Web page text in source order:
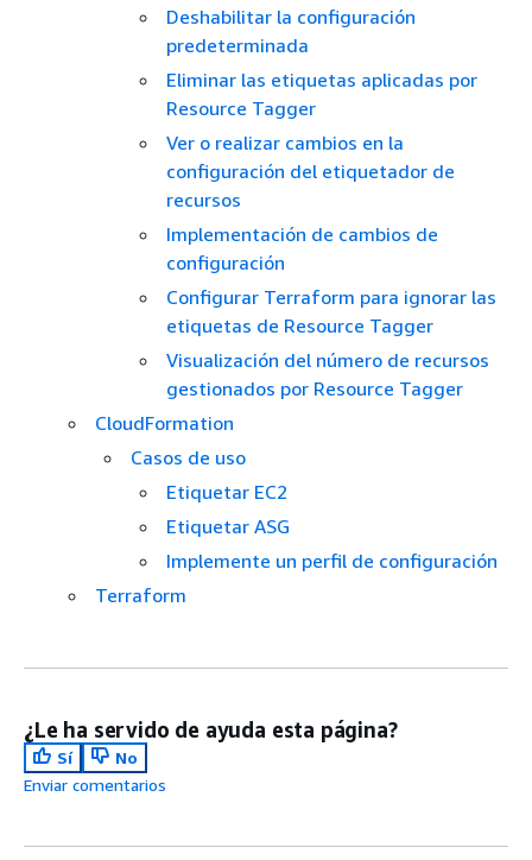
Deshabilitar la configuración
predeterminada
Eliminar las etiquetas aplicadas por
Resource Tagger
Ver o realizar cambios en la
configuración del etiquetador de
recursos
Implementación de cambios de
configuración
Configurar Terraform para ignorar las
etiquetas de Resource Tagger
Visualización del número de recursos
gestionados por Resource Tagger
CloudFormation
Casos de uso
Etiquetar EC2
Etiquetar ASG
Implemente un perfil de configuración
Terraform
¿Le ha servido de ayuda esta página?
Sí
No
Enviar comentarios